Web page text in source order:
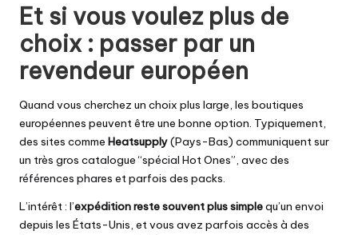
Et si vous voulez plus de
choix : passer par un
revendeur européen
Quand vous cherchez un choix plus large, les boutiques
européennes peuvent être une bonne option. Typiquement,
des sites comme Heatsupply(Pays-Bas) communiquent sur
un très gros catalogue “spécial Hot Ones”, avec des
références phares et parfois des packs.
L’intérêt : l’expédition reste souvent plus simplequ’un envoi
depuis les États-Unis, et vous avez parfois accès à des